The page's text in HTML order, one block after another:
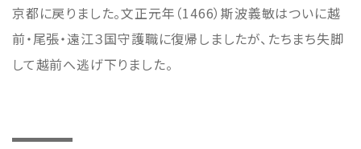
京都に戻りました。文正元年（1466）斯波義敏はついに越
前・尾張・遠江３国守護職に復帰しましたが、たちまち失脚
して越前へ逃げ下りました。